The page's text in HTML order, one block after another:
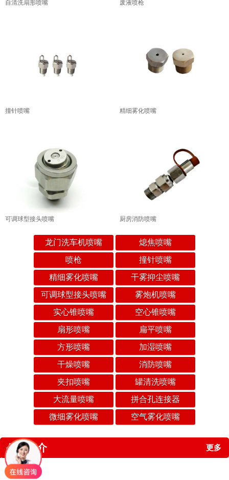
自清洗扇形喷嘴 废液喷枪
撞针喷嘴 精细雾化喷嘴
可调球型接头喷嘴 厨房消防喷嘴
龙门洗车机喷嘴
熄焦喷嘴
喷枪
撞针喷嘴
精细雾化喷嘴
干雾抑尘喷嘴
可调球型接头喷嘴
雾炮机喷嘴
实心锥喷嘴
空心锥喷嘴
扇形喷嘴
扁平喷嘴
方形喷嘴
加湿喷嘴
干燥喷嘴
消防喷嘴
夹扣喷嘴
罐清洗喷嘴
大流量喷嘴
拼合孔连接器
微细雾化喷嘴
空气雾化喷嘴
公司简介 更多